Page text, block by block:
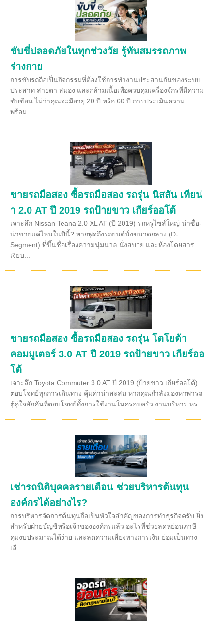
ขับขี่ปลอดภัยในทุกช่วงวัย รู้ทันสมรรถภาพ
ร่างกาย
การขับรถถือเป็นกิจกรรมที่ต้องใช้การทำงานประสานกันของระบบ
ประสาท สายตา สมอง และกล้ามเนื้อเพื่อควบคุมเครื่องจักรที่มีความ
ซับซ้อน ไม่ว่าคุณจะมีอายุ 20 ปี หรือ 60 ปี การประเมินความ
พร้อม...
ขายรถมือสอง ซื้อรถมือสอง รถรุ่น นิสสัน เทียน่
า 2.0 AT ปี 2019 รถป้ายขาว เกียร์ออโต้
เจาะลึก Nissan Teana 2.0 XL AT (ปี 2019) รถหรูไซส์ใหญ่ น่าซื้อ-
น่าขายแค่ไหนในปีนี้? หากพูดถึงรถยนต์นั่งขนาดกลาง (D-
Segment) ที่ขึ้นชื่อเรื่องความนุ่มนวล นั่งสบาย และห้องโดยสาร
เงียบ...
ขายรถมือสอง ซื้อรถมือสอง รถรุ่น โตโยต้า
คอมมูเตอร์ 3.0 AT ปี 2019 รถป้ายขาว เกียร์ออ
โต้
เจาะลึก Toyota Commuter 3.0 AT ปี 2019 (ป้ายขาว เกียร์ออโต้):
ตอบโจทย์ทุกการเดินทาง คุ้มค่าน่าสะสม หากคุณกำลังมองหาพารถ
ตู้คู่ใจสักคันที่ตอบโจทย์ทั้งการใช้งานในครอบครัว งานบริหาร หร...
เช่ารถนิติบุคคลรายเดือน ช่วยบริหารต้นทุน
องค์กรได้อย่างไร?
การบริหารจัดการต้นทุนถือเป็นหัวใจสำคัญของการทำธุรกิจครับ ยิ่ง
สำหรับฝ่ายบัญชีหรือเจ้าขององค์กรแล้ว อะไรที่ช่วยลดหย่อนภาษี
คุมงบประมาณได้ง่าย และลดความเสี่ยงทางการเงิน ย่อมเป็นทาง
เลื...